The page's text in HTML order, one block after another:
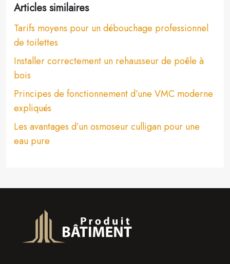
Articles similaires
Tarifs moyens pour un débouchage professionnel
de toilettes
Installer correctement un rehausseur de poêle à
bois
Principes de fonctionnement d’une VMC moderne
expliqués
Les avantages d’un osmoseur culligan pour une
eau pure